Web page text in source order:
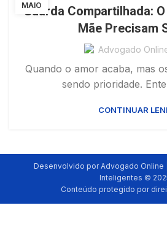
MAIO
Guarda Compartilhada: O
Mãe Precisam
Advogado
Quando o amor acaba, mas
sendo prioridade.
CONTINUAR
Desenvolvido por Advogado Online
Inteligentes ©
Conteúdo protegido por